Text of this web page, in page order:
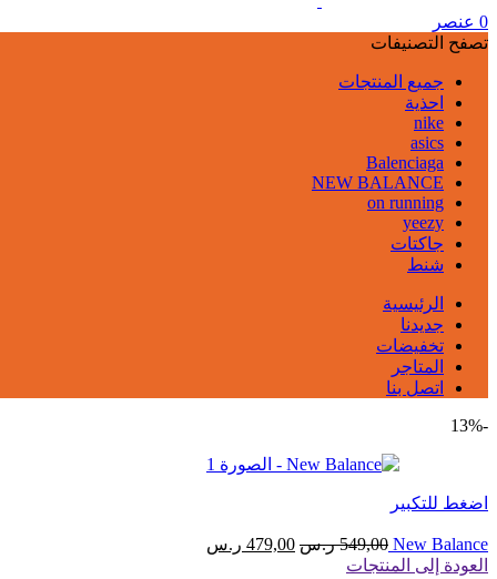
0 عنصر
تصفح التصنيفات
جميع المنتجات
احذية
nike
asics
Balenciaga
NEW BALANCE
on running
yeezy
جاكتات
شنط
الرئيسية
جديدنا
تخفيضات
المتاجر
اتصل بنا
-13%
اضغط للتكبير
New Balance
549,00 ر.س 479,00 ر.س
العودة إلى المنتجات